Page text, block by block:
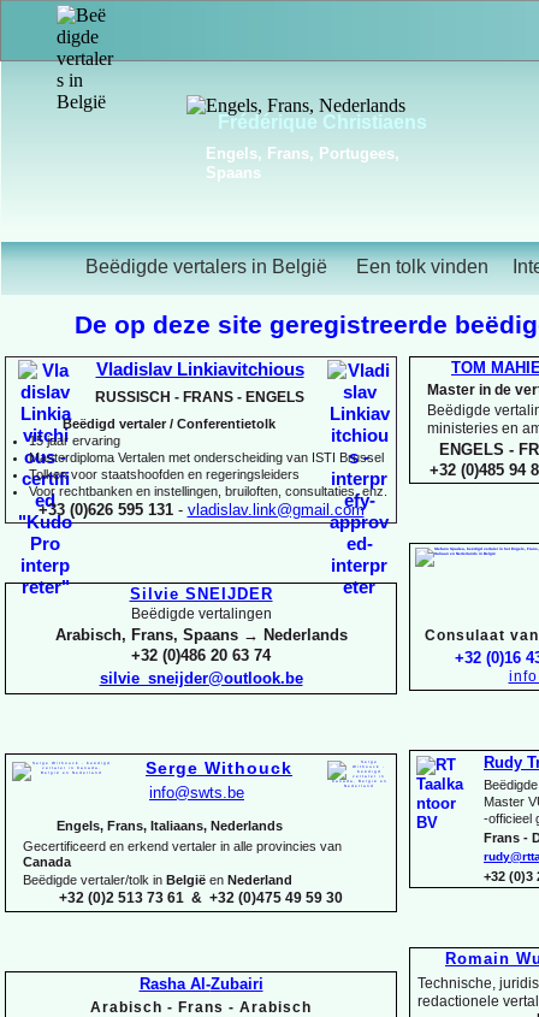
Beëdigde vertalers in België Een tolk vinden
Frédérique Christiaens
Engels, Frans, Portugees,
Spaans
De op deze site geregistreerde
TOM
Master in de
Beëdigde
ministeries en
ENGELS -
+32 (0)485 94
Consulaat
+32 (0)16
Rudy
Master
-officieel
Frans -
+32
Romain
Technische,
redactionele
Vladislav Linkiavitchious
RUSSISCH - FRANS - ENGELS
Beëdigd vertaler / Conferentietolk
15 jaar ervaring
Masterdiploma Vertalen met onderscheiding van ISTI Brussel
Tolken voor staatshoofden en regeringsleiders
Voor rechtbanken en instellingen, bruiloften, consultaties, enz.
+33 (0)626 595 131- vladislav.link@gmail.com
Silvie SNEIJDER
Beëdigde vertalingen
Arabisch, Frans, Spaans → Nederlands
+32 (0)486 20 63 74
silvie_sneijder@outlook.be
Serge Withouck
info@swts.be
Engels, Frans, Italiaans, Nederlands
Gecertificeerd en erkend vertaler in alle provincies van
Canada
Beëdigde vertaler/tolk in België en Nederland
+32 (0)2 513 73 61 & +32 (0)475 49 59 30
Rasha Al-Zubairi
Arabisch - Frans - Arabisch